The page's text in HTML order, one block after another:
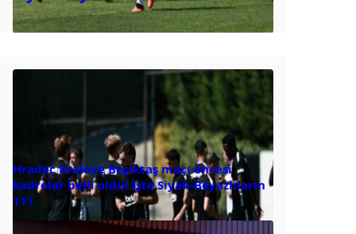
Hradec Kralove Beşiktaş maçı öncesi
kadrolar belli oldu! İşte Siyah-Beyazlıların
11’i